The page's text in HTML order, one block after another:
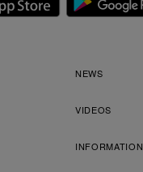
NEWS
VIDEOS
INFORMATION